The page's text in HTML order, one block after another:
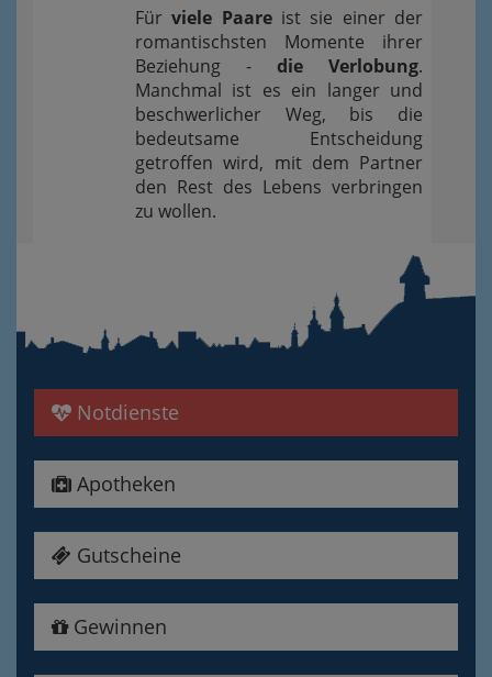
Fürviele Paareist sie einer der
romantischsten Momente ihrer
Beziehung - die Verlobung.
Manchmal ist es ein langer und
beschwerlicher Weg, bis die
bedeutsame Entscheidung
getroffen wird, mit dem Partner
den Rest des Lebens verbringen
zu wollen.
Notdienste
Apotheken
Gutscheine
Gewinnen